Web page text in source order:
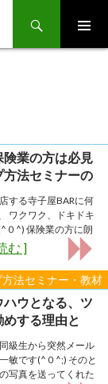
法セミナー・教材
険業の方は必見
法セミナーの
する寺子屋BARに何
ワクワク、ドキドキ
０^) 保険業の方に朗
む ]
ウとなる、ツ
する理由と
級生から突然メール
敏です(^０^;) そのと
写真を送ってくれた